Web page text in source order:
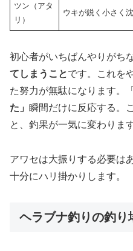
ツン（アタ
リ）
ウキが鋭く小さく
初心者がいちばんやりがち
てしまうことです。これを
た努力が無駄になります。
た」 瞬間だけに反応する。
と、釣果が一気に変わります
アワセは大振りする必要は
十分にハリ掛かりします。
ヘラブナ釣りの釣り